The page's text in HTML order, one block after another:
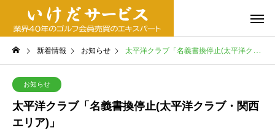
新着情報 お知らせ 太平洋クラブ「名義書換停止(太平洋クラブ・関西エリア)」
お知らせ
太平洋クラブ「名義書換停止(太平洋クラブ・関西
エリア)」